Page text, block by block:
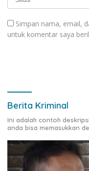
Simpan nama, email,
untuk komentar saya
Berita Kriminal
Ini adalah contoh
anda bisa memasukkan